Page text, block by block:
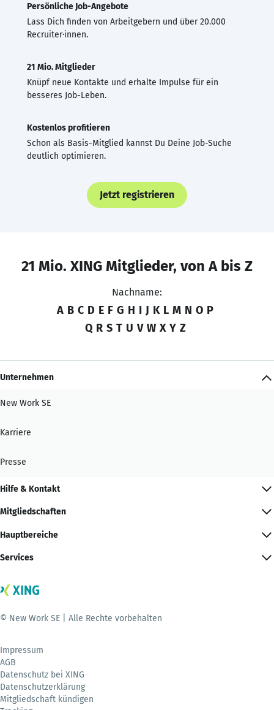
Persönliche Job-Angebote
Lass Dich finden von Arbeitgebern und über 20.000
Recruiter·innen.
21 Mio. Mitglieder
Knüpf neue Kontakte und erhalte Impulse für ein
besseres Job-Leben.
Kostenlos profitieren
Schon als Basis-Mitglied kannst Du Deine Job-Suche
deutlich optimieren.
Jetzt registrieren
21 Mio. XING Mitglieder, von A bis Z
Nachname:
A B C D E F G H I J K L M N O P
Q R S T U V W X Y Z
Unternehmen
New Work SE
Karriere
Presse
Hilfe & Kontakt
Mitgliedschaften
Hauptbereiche
Services
© New Work SE | Alle Rechte vorbehalten
Impressum
AGB
Datenschutz bei XING
Datenschutzerklärung
Mitgliedschaft kündigen